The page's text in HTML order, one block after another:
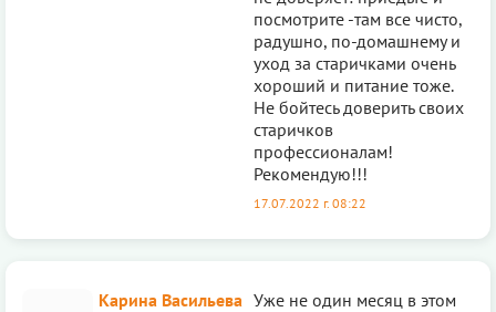
посмотрите -там все чисто,
радушно, по-домашнему и
уход за старичками очень
хороший и питание тоже.
Не бойтесь доверить своих
старичков
профессионалам!
Рекомендую!!!
17.07.2022 г. 08:22
Карина Васильева Уже не один месяц в этом